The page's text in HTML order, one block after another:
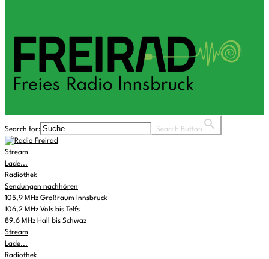
Search for: Search Button
Stream
Lade...
Radiothek
Sendungen nachhören
105,9 MHz Großraum Innsbruck
106,2 MHz Völs bis Telfs
89,6 MHz Hall bis Schwaz
Stream
Lade...
Radiothek